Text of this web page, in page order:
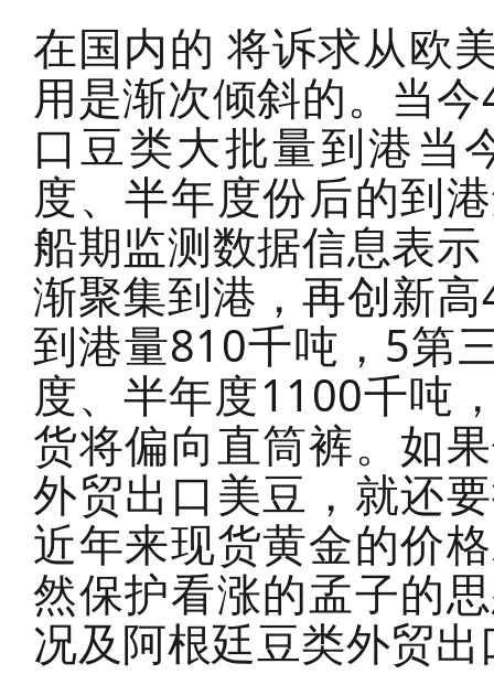
在国内的 将诉求从欧
用是渐次倾斜的。当
口豆类大批量到港当
度、半年度份后的到
船期监测数据信息表
渐聚集到港，再创新
到港量810千吨，5第
度、半年度1100千吨
货将偏向直筒裤。如
外贸出口美豆，就还
近年来现货黄金的价
然保护看涨的孟子的
况及阿根廷豆类外贸